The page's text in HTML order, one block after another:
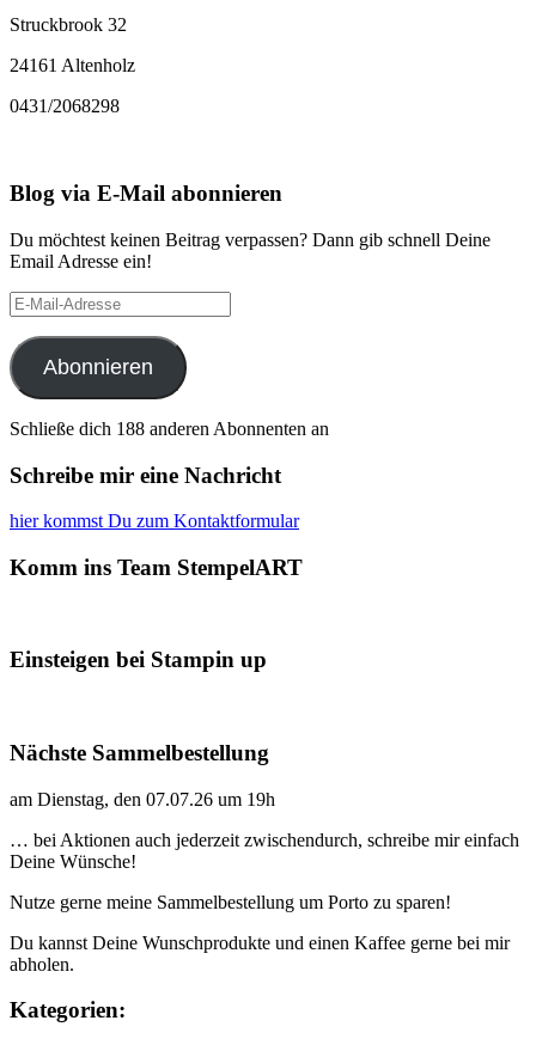
Struckbrook 32
24161 Altenholz
0431/2068298
Blog via E-Mail abonnieren
Du möchtest keinen Beitrag verpassen? Dann gib schnell Deine
Email Adresse ein!
E-
Mail-
Adresse
Abonnieren
Schließe dich 188 anderen Abonnenten an
Schreibe mir eine Nachricht
hier kommst Du zum Kontaktformular
Komm ins Team StempelART
Einsteigen bei Stampin up
Nächste Sammelbestellung
am Dienstag, den 07.07.26 um 19h
… bei Aktionen auch jederzeit zwischendurch, schreibe mir einfach
Deine Wünsche!
Nutze gerne meine Sammelbestellung um Porto zu sparen!
Du kannst Deine Wunschprodukte und einen Kaffee gerne bei mir
abholen.
Kategorien: